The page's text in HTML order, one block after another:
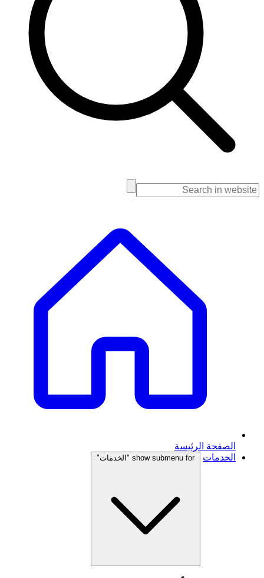
الصفحة الرئيسة
الخدمات
show submenu for "الخدمات"